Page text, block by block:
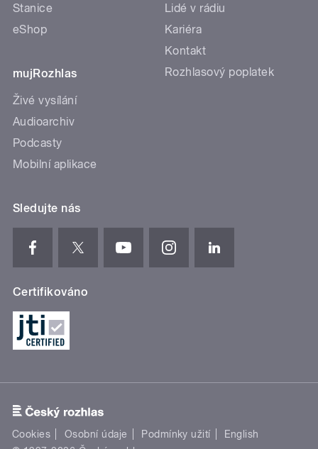
Stanice
eShop
mujRozhlas
Živé vysílání
Audioarchiv
Podcasty
Mobilní aplikace
Lidé v rádiu
Kariéra
Kontakt
Rozhlasový poplatek
Sledujte nás
Certifikováno
Cookies Osobní údaje Podmínky užití
English